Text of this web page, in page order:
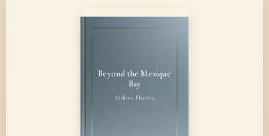
Beyond the Mexique
Bay
Aldous Huxley